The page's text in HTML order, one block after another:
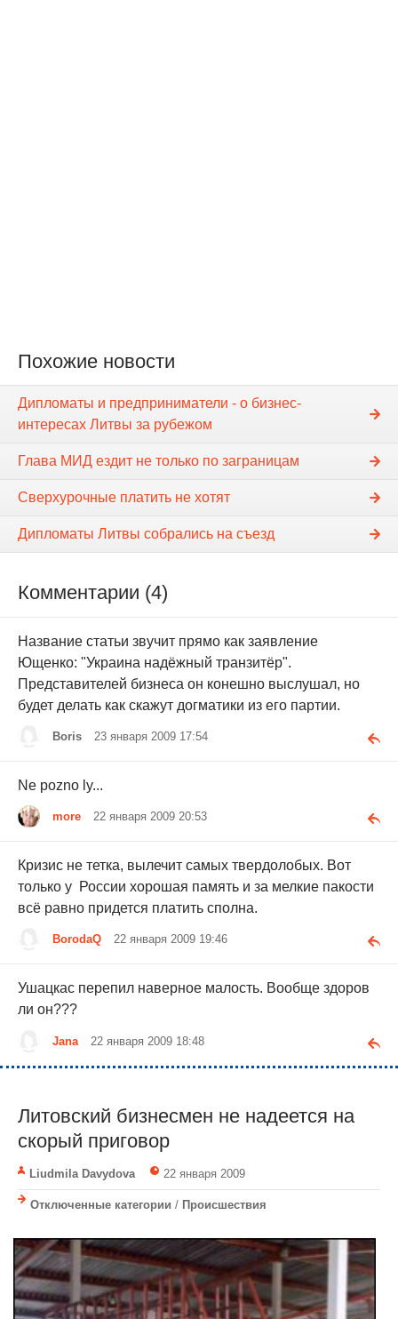
Похожие новости
Дипломаты и предприниматели - о бизнес-
интересах Литвы за рубежом
Глава МИД ездит не только по заграницам
Сверхурочные платить не хотят
Дипломаты Литвы собрались на съезд
Комментарии (4)
Название статьи звучит прямо как заявление
Ющенко: "Украина надёжный транзитёр".
Представителей бизнеса он конешно выслушал, но
будет делать как скажут догматики из его партии.
Boris 23 января 2009 17:54
Ne pozno ly...
more 22 января 2009 20:53
Кризис не тетка, вылечит самых твердолобых. Вот
только у России хорошая память и за мелкие пакости
всё равно придется платить сполна.
BorodaQ 22 января 2009 19:46
Ушацкас перепил наверное малость. Вообще здоров
ли он???
Jana 22 января 2009 18:48
Литовский бизнесмен не надеется на
скорый приговор
Liudmila Davydova 22 января 2009
Отключенные категории / Происшествия